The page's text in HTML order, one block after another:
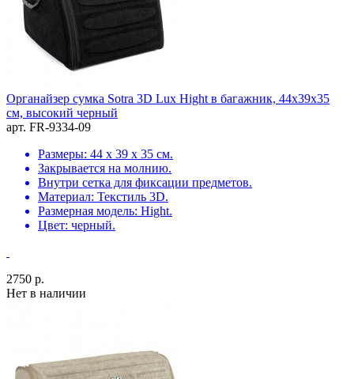
Органайзер сумка Sotra 3D Lux Hight в багажник, 44x39x35
см, высокий черный
арт. FR-9334-09
Размеры: 44 х 39 х 35 см.
Закрывается на молнию.
Внутри сетка для фиксации предметов.
Материал: Текстиль 3D.
Размерная модель: Hight.
Цвет: черный.
2750 р.
Нет в наличии